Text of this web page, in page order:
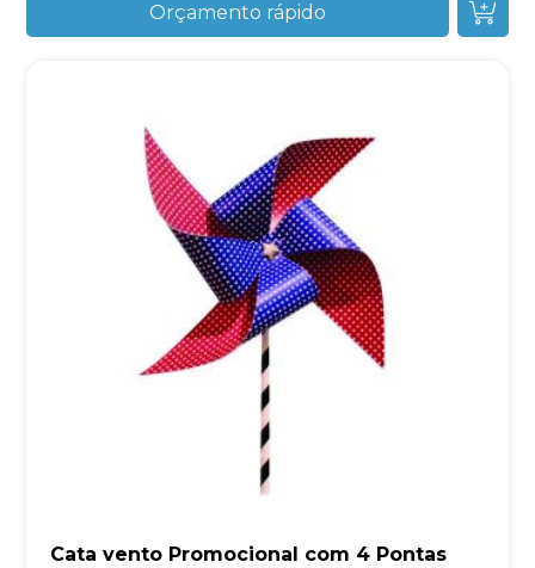
Orçamento rápido
Cata vento Promocional com 4 Pontas